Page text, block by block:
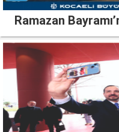
Ramazan